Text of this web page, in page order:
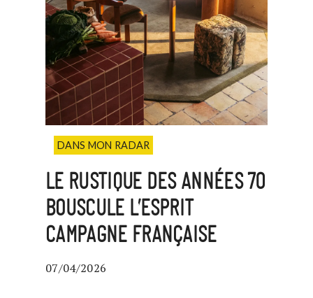
DANS MON RADAR
LE RUSTIQUE DES ANNÉES 70
BOUSCULE L’ESPRIT
CAMPAGNE FRANÇAISE
07/04/2026